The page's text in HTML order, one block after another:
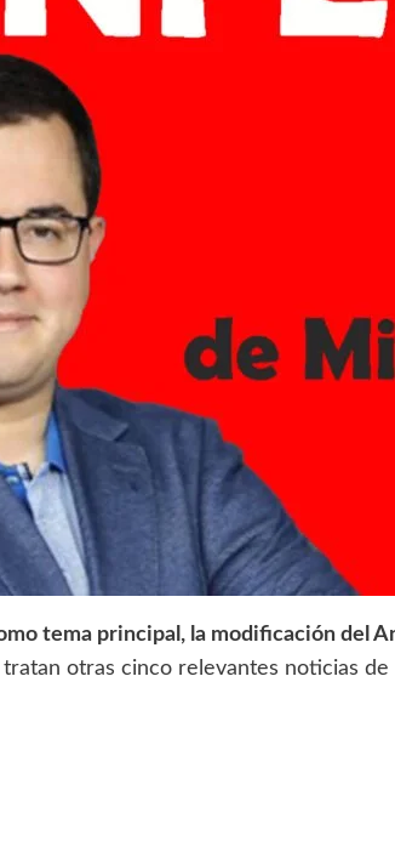
tema principal, la modificación del
otras cinco relevantes noticias de